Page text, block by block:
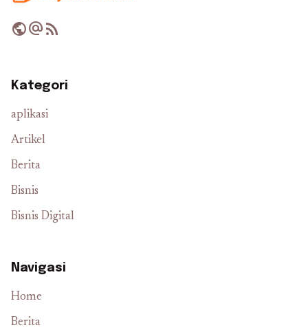
publicalternate_emailrss_feed
Kategori
aplikasi
Artikel
Berita
Bisnis
Bisnis Digital
Navigasi
Home
Berita